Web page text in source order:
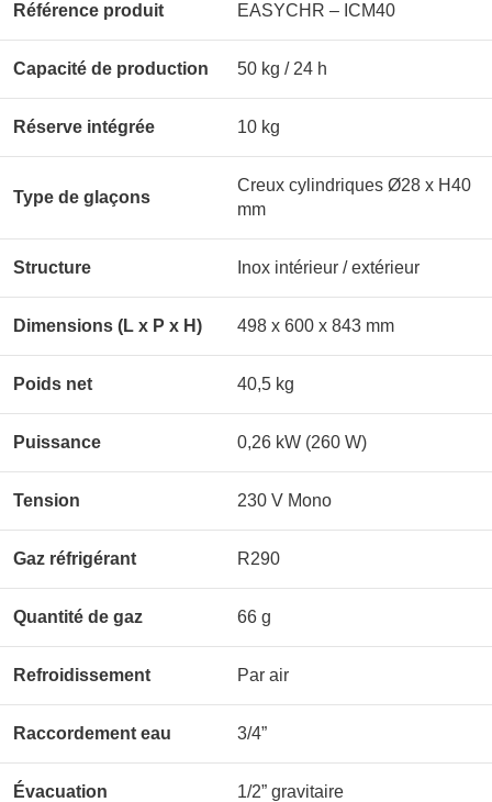
Référence produit EASYCHR – ICM40
Capacité de production 50 kg / 24 h
Réserve intégrée 10 kg
Type de glaçons
Creux cylindriques Ø28 x H40
mm
Structure Inox intérieur / extérieur
Dimensions (L x P x H) 498 x 600 x 843 mm
Poids net 40,5 kg
Puissance 0,26 kW (260 W)
Tension 230 V Mono
Gaz réfrigérant R290
Quantité de gaz 66 g
Refroidissement Par air
Raccordement eau 3/4”
Évacuation 1/2” gravitaire